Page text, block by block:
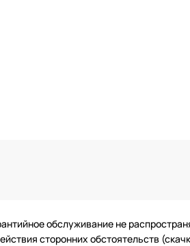
обслуживание не
сторонних обстоятельств